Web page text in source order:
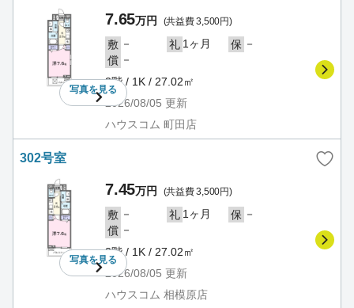
写真を見る
7.65万円 (共益費 3,500円)
敷 － 礼 1ヶ月 保 －
償 －
3階 / 1K / 27.02㎡
2026/08/05 更新
ハウスコム 町田店
302号室
写真を見る
7.45万円 (共益費 3,500円)
敷 － 礼 1ヶ月 保 －
償 －
3階 / 1K / 27.02㎡
2026/08/05 更新
ハウスコム 相模原店